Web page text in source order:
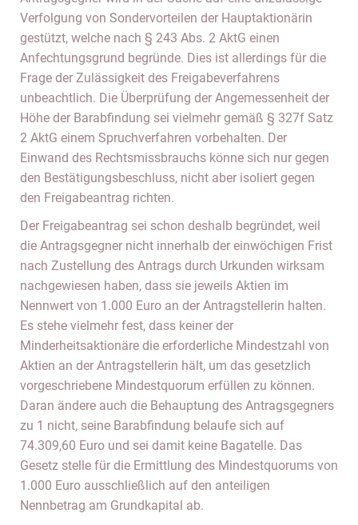
Verfolgung von Sondervorteilen der Hauptaktionärin
gestützt, welche nach § 243 Abs. 2 AktG einen
Anfechtungsgrund begründe. Dies ist allerdings für die
Frage der Zulässigkeit des Freigabeverfahrens
unbeachtlich. Die Überprüfung der Angemessenheit der
Höhe der Barabfindung sei vielmehr gemäß § 327f Satz
2 AktG einem Spruchverfahren vorbehalten. Der
Einwand des Rechtsmissbrauchs könne sich nur gegen
den Bestätigungsbeschluss, nicht aber isoliert gegen
den Freigabeantrag richten.
Der Freigabeantrag sei schon deshalb begründet, weil
die Antragsgegner nicht innerhalb der einwöchigen Frist
nach Zustellung des Antrags durch Urkunden wirksam
nachgewiesen haben, dass sie jeweils Aktien im
Nennwert von 1.000 Euro an der Antragstellerin halten.
Es stehe vielmehr fest, dass keiner der
Minderheitsaktionäre die erforderliche Mindestzahl von
Aktien an der Antragstellerin hält, um das gesetzlich
vorgeschriebene Mindestquorum erfüllen zu können.
Daran ändere auch die Behauptung des Antragsgegners
zu 1 nicht, seine Barabfindung belaufe sich auf
74.309,60 Euro und sei damit keine Bagatelle. Das
Gesetz stelle für die Ermittlung des Mindestquorums von
1.000 Euro ausschließlich auf den anteiligen
Nennbetrag am Grundkapital ab.